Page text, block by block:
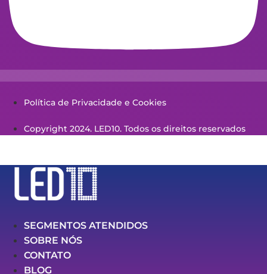
Política de Privacidade e Cookies
Copyright 2024. LED10. Todos os direitos reservados
SEGMENTOS ATENDIDOS
SOBRE NÓS
CONTATO
BLOG